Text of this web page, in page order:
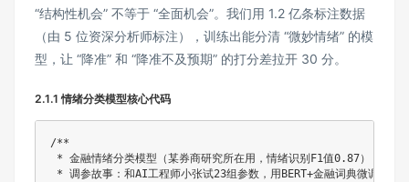
“结构性机会” 不等于 “全面机会”。我们用 1.2 亿条标注数据
（由 5 位资深分析师标注），训练出能分清 “微妙情绪” 的模
型，让 “降准” 和 “降准不及预期” 的打分差拉开 30 分。
2.1.1 情绪分类模型核心代码
/**
* 金融情绪分类模型（某券商研究所在用，情绪识别F1值0.87）
* 调参故事：和AI工程师小张试23组参数，用BERT+金融词典微调效果